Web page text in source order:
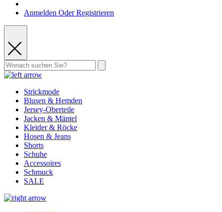
Anmelden Oder Registrieren
Strickmode
Blusen & Hemden
Jersey-Oberteile
Jacken & Mäntel
Kleider & Röcke
Hosen & Jeans
Shorts
Schuhe
Accessoires
Schmuck
SALE